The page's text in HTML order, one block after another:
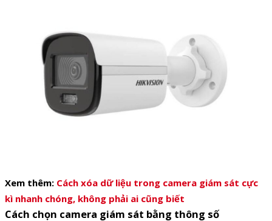
Xem thêm: Cách xóa dữ liệu trong camera giám sát cực
kì nhanh chóng, không phải ai cũng biết
Cách chọn camera giám sát bằng thông số